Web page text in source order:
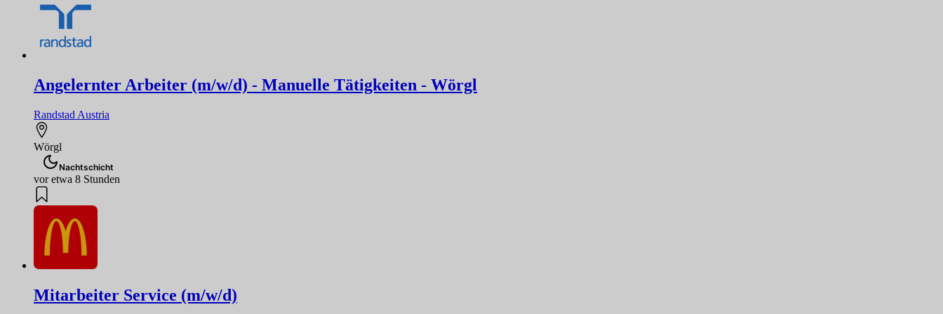
Angelernter Arbeiter (m/w/d) - Manuelle Tätigkeiten - Wörgl
Randstad Austria
Wörgl
Nachtschicht
vor etwa 8 Stunden
Mitarbeiter Service (m/w/d)